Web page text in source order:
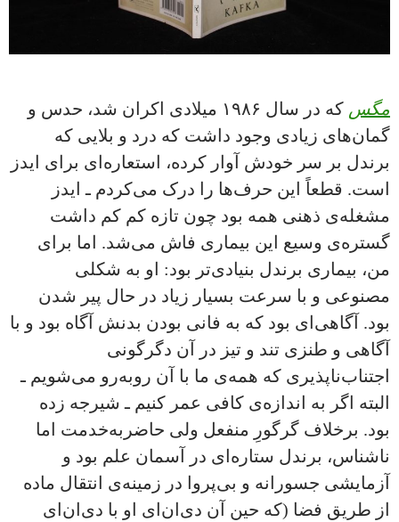
مگس
که در سال ۱۹۸۶ میلادی اکران شد، حدس و
گمان‌های زیادی وجود داشت که درد و بلایی که
برندل بر سر خودش آوار کرده، استعاره‌ای برای ایدز
است. قطعاً این حرف‌ها را درک می‌کردم ـ ایدز
مشغله‌ی ذهنی همه بود چون تازه کم کم داشت
گستره‌ی وسیع این بیماری فاش می‌شد. اما برای
من، بیماری برندل بنیادی‌تر بود: او به شکلی
مصنوعی و با سرعت بسیار زیاد در حال پیر شدن
بود. آگاهی‌ای بود که به فانی بودن بدنش آگاه بود و با
آگاهی و طنزی تند و تیز در آن دگرگونی
اجتناب‌ناپذیری که همه‌ی ما با آن روبه‌رو می‌شویم ـ
البته اگر به اندازه‌ی کافی عمر کنیم ـ شیرجه زده
بود. برخلاف گرگورِ منفعل ولی حاضربه‌خدمت اما
ناشناس، برندل ستاره‌ای در آسمان علم بود و
آزمایشی جسورانه و بی‌پروا در زمینه‌ی انتقال ماده
از طریق فضا (که حین آن دی‌ان‌ای او با دی‌ان‌ای